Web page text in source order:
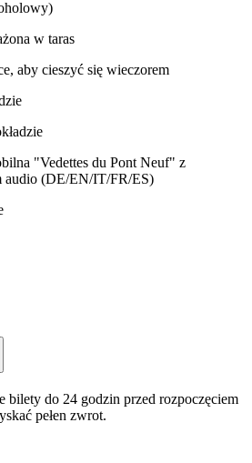
w taras
aby cieszyć się wieczorem
"Vedettes du Pont Neuf" z
audio (DE/EN/IT/FR/ES)
bilety do 24 godzin przed rozpoczęciem
pełen zwrot.